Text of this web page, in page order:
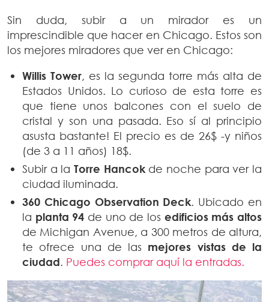
Sin duda, subir a un mirador es un
imprescindible que hacer en Chicago. Estos son
los mejores miradores que ver en Chicago:
Willis Tower, es la segunda torre más alta de
Estados Unidos. Lo curioso de esta torre es
que tiene unos balcones con el suelo de
cristal y son una pasada. Eso sí al principio
asusta bastante! El precio es de 26$ -y niños
(de 3 a 11 años) 18$.
Subir a la Torre Hancok de noche para ver la
ciudad iluminada.
360 Chicago Observation Deck. Ubicado en
la planta 94 de uno de los edificios más altos
de Michigan Avenue, a 300 metros de altura,
te ofrece una de las mejores vistas de la
ciudad. Puedes comprar aquí la entradas.